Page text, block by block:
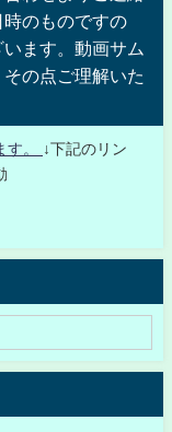
のものですの
ます。動画サム
の点ご理解いた
す。
↓下記のリン